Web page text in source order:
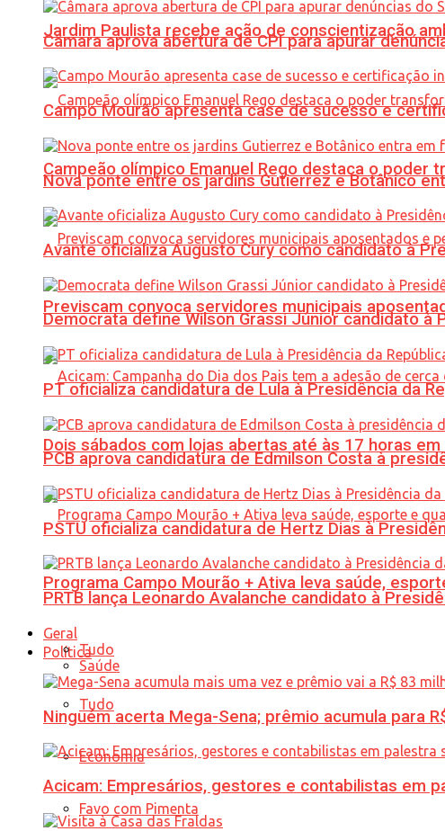
Jardim Paulista recebe ação de conscientização
Campeão olímpico Emanuel Rego destaca o
Previscam convoca servidores municipais
Dois sábados com lojas abertas até às 17 horas em
Programa Campo Mourão + Ativa leva saúde,
Política
Tudo
Economia
Favo com Pimenta
Câmara aprova abertura de CPI para apurar
Campo Mourão apresenta case de sucesso e
Nova ponte entre os jardins Gutierrez e Botânico
Avante oficializa Augusto Cury como candidato à
Democrata define Wilson Grassi Júnior candidato à
PT oficializa candidatura de Lula à Presidência da
PCB aprova candidatura de Edmilson Costa à
PSTU oficializa candidatura de Hertz Dias à
PRTB lança Leonardo Avalanche candidato à
Geral
Tudo
Saúde
Ninguém acerta Mega-Sena; prêmio acumula para
Acicam: Empresários, gestores e contabilistas em